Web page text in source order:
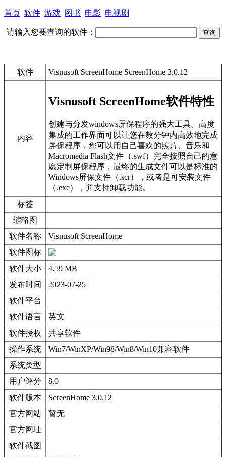
首页 软件 游戏 图书 电影 电视剧
请输入您要查询的软件：
软件 Visnusoft ScreenHome ScreenHome 3.0.12
内容
Visnusoft ScreenHome软件特性
创建与分发windows屏保程序的强大工具。高度
集成的工作界面可以让您在数分钟内高效地完成
屏保程序，您可以用自己喜欢的照片、音乐和
Macromedia Flash文件（.swf）完全按照自己的意
愿定制屏保程序，最终的生成文件可以是标准的
Windows屏保文件（.scr），或者是可安装文件
（.exe），并支持卸载功能。
标签
缩略图
软件名称
Visnusoft ScreenHome
软件图标
软件大小
4.59 MB
发布时间
2023-07-25
软件平台
软件语言
英文
软件授权
共享软件
操作系统
Win7/WinXP/Win98/Win8/Win10兼容软件
系统类型
用户评分
8.0
软件版本
ScreenHome 3.0.12
官方网站
暂无
官方网址
软件截图